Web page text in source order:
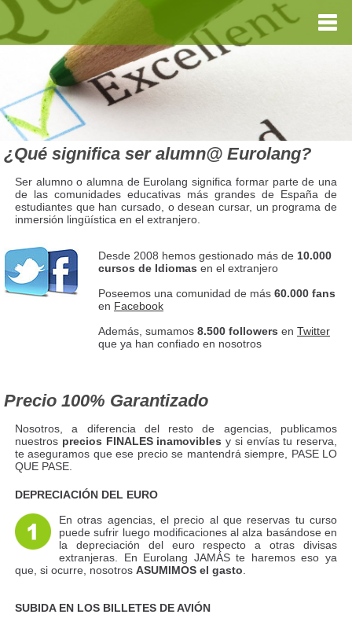
¿Qué significa ser alumn@ Eurolang?
Ser alumno o alumna de Eurolang significa formar parte de una
de las comunidades educativas más grandes de España de
estudiantes que han cursado, o desean cursar, un programa de
inmersión lingüística en el extranjero.
Desde 2008 hemos gestionado más de 10.000
cursos de Idiomas en el extranjero
Poseemos una comunidad de más 60.000 fans
en Facebook
Además, sumamos 8.500 followers en Twitter
que ya han confiado en nosotros
Precio 100% Garantizado
Nosotros, a diferencia del resto de agencias, publicamos
nuestros precios FINALES inamovibles y si envías tu reserva,
te aseguramos que ese precio se mantendrá siempre, PASE LO
QUE PASE.
DEPRECIACIÓN DEL EURO
En otras agencias, el precio al que reservas tu curso
puede sufrir luego modificaciones al alza basándose en
la depreciación del euro respecto a otras divisas
extranjeras. En Eurolang JAMÁS te haremos eso ya
que, si ocurre, nosotros ASUMIMOS el gasto
SUBIDA EN LOS BILLETES DE AVIÓN